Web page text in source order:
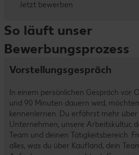
Jetzt bewerben
So läuft unser
Bewerbungsprozess
Vorstellungsgespräch
In einem persönlichen Gespräch vor
und 90 Minuten dauern wird,
kennenlernen. Du erfährst mehr über
Unternehmen, unsere Arbeitskultur,
Team und deinen Tätigkeitsbereich.
alles, was du über Kaufland, dein